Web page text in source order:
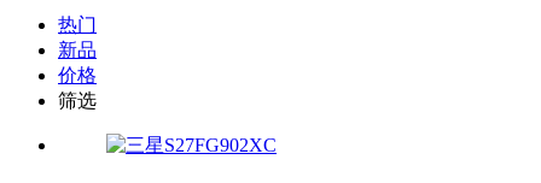
热门
新品
价格
筛选